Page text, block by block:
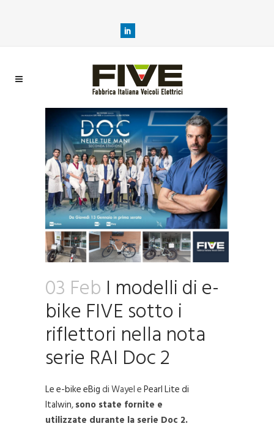
03 Feb I modelli di e-
bike FIVE sotto i
riflettori nella nota
serie RAI Doc 2
Le e-bike eBigdi Wayel ePearl Lite di
Italwin,sono state fornite e
utilizzate durante la serie Doc 2.